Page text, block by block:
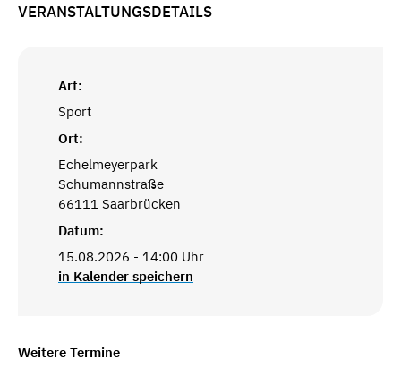
VERANSTALTUNGSDETAILS
Art:
Sport
Ort:
Echelmeyerpark
Schumannstraße
66111 Saarbrücken
Datum:
15.08.2026 - 14:00 Uhr
in Kalender speichern
Weitere Termine